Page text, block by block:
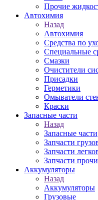
Прочие
Автохимия
Назад
Автохимия
Средства по
Специальные
Смазки
Очистители
Присадки
Герметики
Омыватели
Краски
Запасные части
Назад
Запасные части
Запчасти
Запчасти
Запчасти
Аккумуляторы
Назад
Аккумуляторы
Грузовые